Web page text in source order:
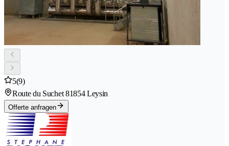
5(9)
Route du Suchet 81854 Leysin
Offerte anfragen